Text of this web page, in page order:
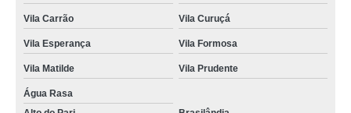
Vila Carrão Vila Curuçá
Vila Esperança Vila Formosa
Vila Matilde Vila Prudente
Água Rasa